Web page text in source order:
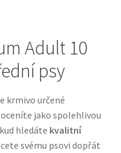
s nordickou kvalitou
Adult 10
psy
krmivo určené
jako spolehlivou
hledáte kvalitní
svému psovi dopřát